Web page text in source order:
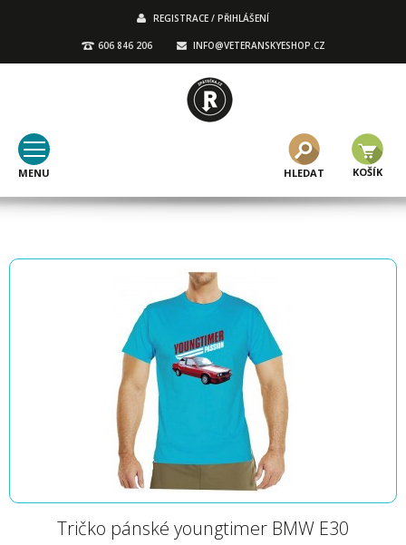
REGISTRACE / PŘIHLÁŠENÍ
606 846 206 INFO@VETERANSKYESHOP.CZ
MENU KOŠÍK
HLEDAT
Tričko pánské youngtimer BMW E30